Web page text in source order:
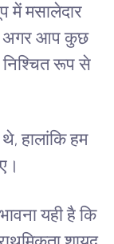
में मसालेदार
अगर आप कुछ
निश्चित रूप से
हालांकि हम
यही है कि